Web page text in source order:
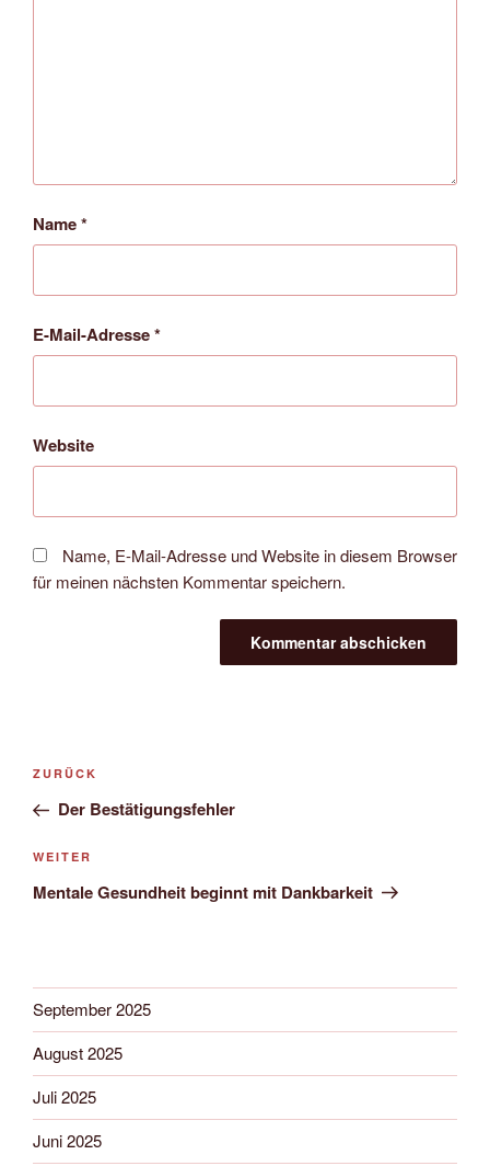
Name*
E-Mail-Adresse*
Website
Name, E-Mail-Adresse und Website in diesem Browser
für meinen nächsten Kommentar speichern.
Beitragsnavigation
Vorheriger
Beitrag
ZURÜCK
Der Bestätigungsfehler
Nächster
Beitrag
WEITER
Mentale Gesundheit beginnt mit Dankbarkeit
September 2025
August 2025
Juli 2025
Juni 2025